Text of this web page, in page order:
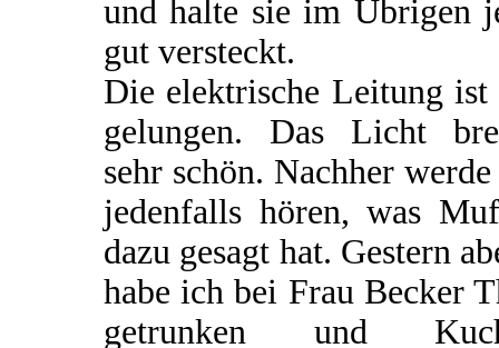
und halte sie im Übrigen
gut versteckt.
Die elektrische Leitung ist
gelungen. Das Licht
sehr schön. Nachher
jedenfalls hören, was
dazu gesagt hat. Gestern
habe ich bei Frau Becker
getrunken und